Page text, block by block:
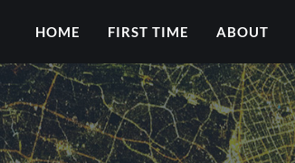
HOME FIRST TIME ABOUT